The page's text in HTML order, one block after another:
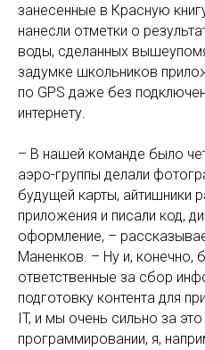
занесенные в Красную
нанесли отметки о
воды, сделанных
задумке школьников
по GPS даже без
интернету.
– В нашей команде было
аэро-группы делали
будущей карты, айтишники
приложения и писали код,
оформление, –
Маненков. – Ну и, конечно,
ответственные за сбор
подготовку контента для
IT, и мы очень сильно за
программировании, я,